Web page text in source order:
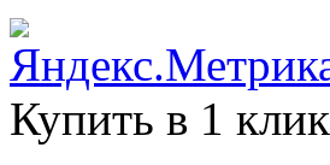
Купить в 1 клик